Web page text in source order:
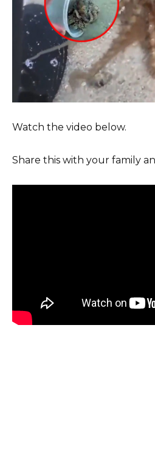
Watch the video below.
Share this with your family